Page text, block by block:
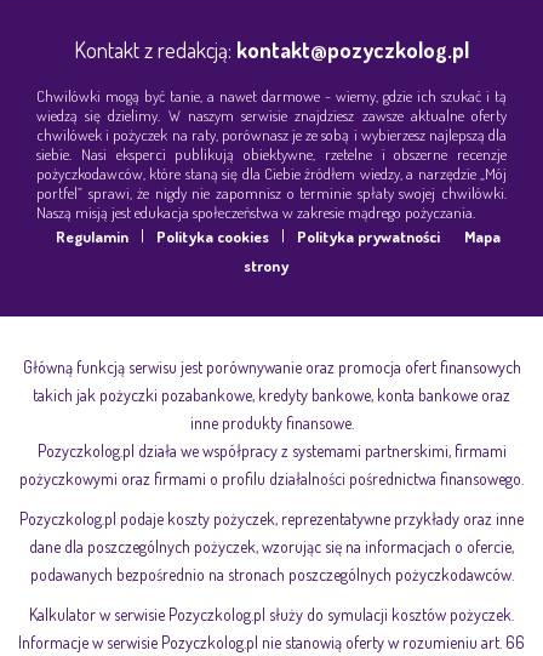
Kontakt z redakcją: kontakt@pozyczkolog.pl
Chwilówki mogą być tanie, a nawet darmowe - wiemy, gdzie ich szukać i tą
wiedzą się dzielimy. W naszym serwisie znajdziesz zawsze aktualne oferty
chwilówek i pożyczek na raty, porównasz je ze sobą i wybierzesz najlepszą dla
siebie. Nasi eksperci publikują obiektywne, rzetelne i obszerne recenzje
pożyczkodawców, które staną się dla Ciebie źródłem wiedzy, a narzędzie „Mój
portfel” sprawi, że nigdy nie zapomnisz o terminie spłaty swojej chwilówki.
Naszą misją jest edukacja społeczeństwa w zakresie mądrego pożyczania.
Regulamin
| Polityka cookies | Polityka prywatności
Mapa
strony
Główną funkcją serwisu jest porównywanie oraz promocja ofert finansowych
takich jak pożyczki pozabankowe, kredyty bankowe, konta bankowe oraz
inne produkty finansowe.
Pozyczkolog.pl działa we współpracy z systemami partnerskimi, firmami
pożyczkowymi oraz firmami o profilu działalności pośrednictwa finansowego.
Pozyczkolog.pl podaje koszty pożyczek, reprezentatywne przykłady oraz inne
dane dla poszczególnych pożyczek, wzorując się na informacjach o ofercie,
podawanych bezpośrednio na stronach poszczególnych pożyczkodawców.
Kalkulator w serwisie Pozyczkolog.pl służy do symulacji kosztów pożyczek.
Informacje w serwisie Pozyczkolog.pl nie stanowią oferty w rozumieniu art. 66